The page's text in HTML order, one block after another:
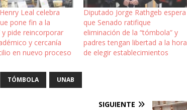
Leal celebra
pone fin a la
y pide reincorporar
y cercanía
en nuevo proceso
Diputado Jorge Rathgeb espera
que Senado ratifique
eliminación de la “tómbola” y
padres tengan libertad a la hora
de elegir establecimientos
TÓMBOLA UNAB
SIGUIENTE